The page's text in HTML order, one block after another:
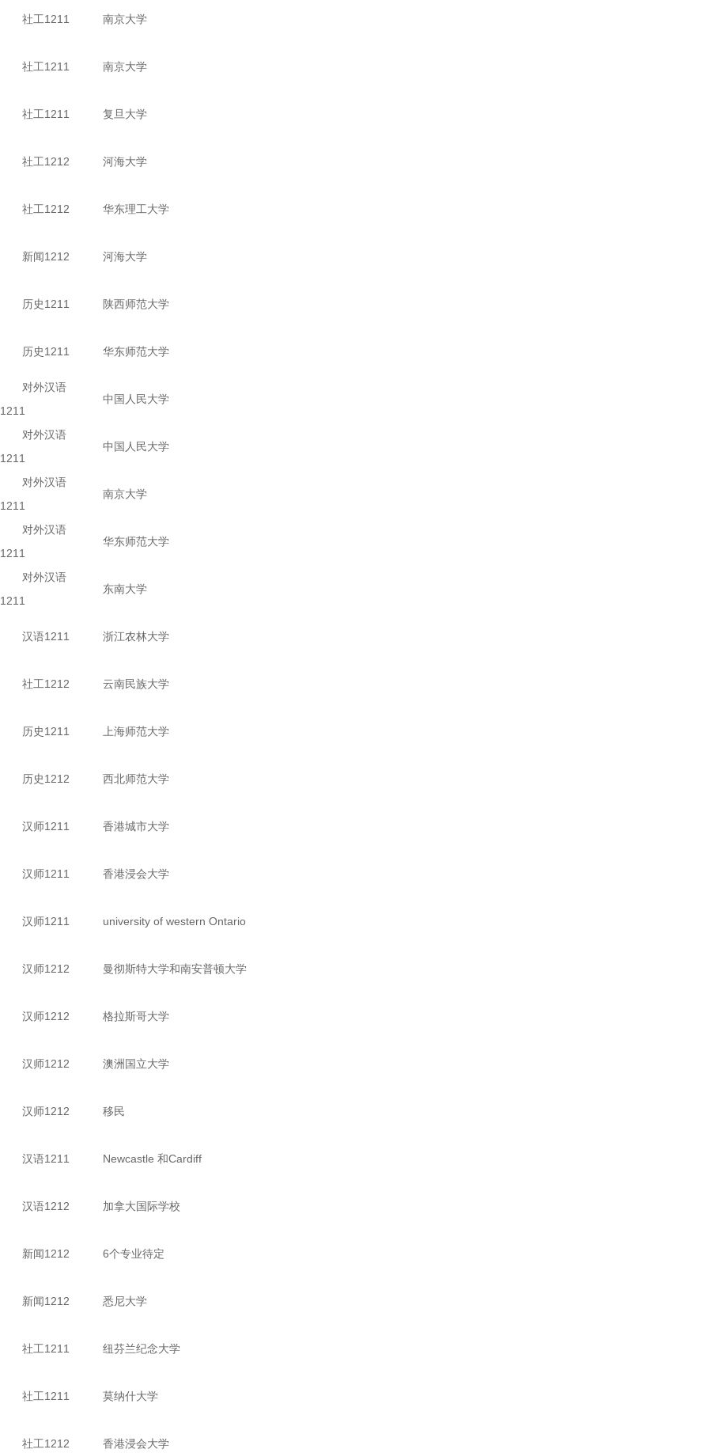
社工1211 南京大学
社工1211 南京大学
社工1211 复旦大学
社工1212 河海大学
社工1212 华东理工大学
新闻1212 河海大学
历史1211 陕西师范大学
历史1211 华东师范大学
对外汉语
1211
中国人民大学
对外汉语
1211
中国人民大学
对外汉语
1211
南京大学
对外汉语
1211
华东师范大学
对外汉语
1211
东南大学
汉语1211 浙江农林大学
社工1212 云南民族大学
历史1211 上海师范大学
历史1212 西北师范大学
汉师1211 香港城市大学
汉师1211 香港浸会大学
汉师1211 university of western Ontario
汉师1212 曼彻斯特大学和南安普顿大学
汉师1212 格拉斯哥大学
汉师1212 澳洲国立大学
汉师1212 移民
汉语1211 Newcastle 和Cardiff
汉语1212 加拿大国际学校
新闻1212 6个专业待定
新闻1212 悉尼大学
社工1211 纽芬兰纪念大学
社工1211 莫纳什大学
社工1212 香港浸会大学